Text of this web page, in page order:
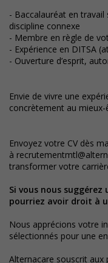
- Baccalauréat en
discipline connexe
- Membre en règle de
- Expérience en DITSA
- Ouverture d’esprit,
Envie de vivre une
concrètement au
Envoyez votre CV dès
à
transformer votre
Si vous nous suggérez
pourriez avoir droit à
Nous apprécions votre
sélectionnés pour une
Alternacare souscrit aux